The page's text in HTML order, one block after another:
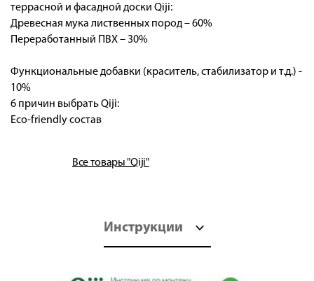
террасной и фасадной доски Qiji:
Древесная мука лиственных пород – 60%
Переработанный ПВХ – 30%
Функциональные добавки (краситель, стабилизатор и т.д.) -
10%
6 причин выбрать Qiji:
Eco-friendly состав
Все товары "Qiji"
Инструкции